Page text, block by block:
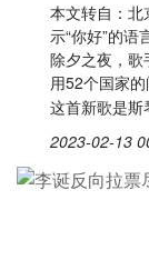
本文转自：北
示“你好”的语
除夕之夜，歌
用52个国家
这首新歌是斯
2023-02-13